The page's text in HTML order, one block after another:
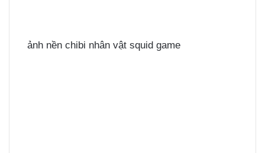
ảnh nền chibi nhân vật squid game